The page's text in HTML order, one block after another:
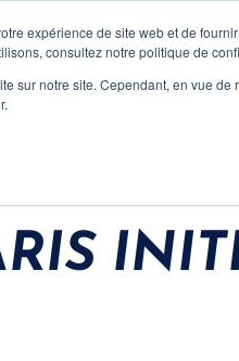
expérience de site web et de
consultez notre politique de
sur notre site. Cependant, en vue de
A Propos Ecosystème